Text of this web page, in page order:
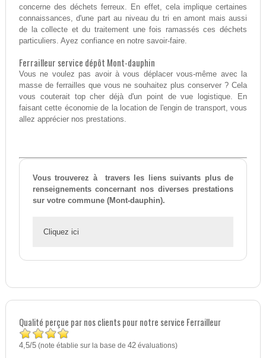
concerne des déchets ferreux. En effet, cela implique certaines
connaissances, d'une part au niveau du tri en amont mais aussi
de la collecte et du traitement une fois ramassés ces déchets
particuliers. Ayez confiance en notre savoir-faire.
Ferrailleur service dépôt Mont-dauphin
Vous ne voulez pas avoir à vous déplacer vous-même avec la
masse de ferrailles que vous ne souhaitez plus conserver ? Cela
vous couterait top cher déjà d'un point de vue logistique. En
faisant cette économie de la location de l'engin de transport, vous
allez apprécier nos prestations.
Vous trouverez à travers les liens suivants plus de
renseignements concernant nos diverses prestations
sur votre commune (Mont-dauphin).
Cliquez ici
Qualité perçue par nos clients pour notre service Ferrailleur
4,5/5(note établie sur la base de 42évaluations)